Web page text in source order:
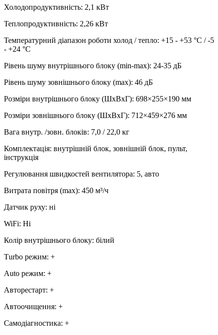
Холодопродуктивність: 2,1 кВт
Теплопродуктивність: 2,26 кВт
Температурний діапазон роботи холод / тепло: +15 - +53 °С / -5
- +24 °С
Рівень шуму внутрішнього блоку (min-max): 24-35 дБ
Рівень шуму зовнішнього блоку (max): 46 дБ
Розміри внутрішнього блоку (ШхВхГ): 698×255×190 мм
Розміри зовнішнього блоку (ШхВхГ): 712×459×276 мм
Вага внутр. /зовн. блоків: 7,0 / 22,0 кг
Комплектація: внутрішній блок, зовнішній блок, пульт,
інструкція
Регулювання швидкостей вентилятора: 5, авто
Витрата повітря (max): 450 м³/ч
Датчик руху: ні
WiFi: Ні
Колір внутрішнього блоку: білий
Тurbo режим: +
Аuto режим: +
Авторестарт: +
Автоочищення: +
Самодіагностика: +